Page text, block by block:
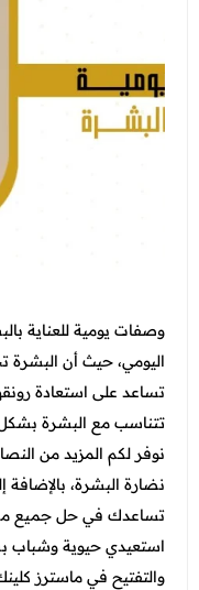
الطائف - شارع قريش
النساء والتوليد
الطب العام و طب
الطب الاتصالي و الطب
الاطفال
خدمات المختبر
الاشعة
عروض الجلدية
عرض الكل
عروض الفيلر و
عروض الصيف
عروض البيكو واي
عروض العناية
عروض العناية
عروض الرجال
عروض زوايا مكة
عروض النساء
عروض الطب العام
عرض الكل
فحوصات العمالة
باقات متابعة ابر
عروض جراحات
عروض قسم
اتصل بنا
المدونة
وصفات يومية للعناية
اليومي، حيث أن البشرة
تساعد على استعادة
تتناسب مع البشرة
نوفر لكم المزيد من
نضارة البشرة، بالإضافة
تساعدك في حل جميع
استعيدي حيوية وشباب
والتفتيح في ماسترز